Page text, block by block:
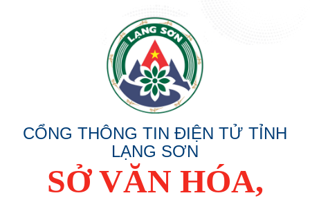
CỔNG THÔNG TIN ĐIỆN TỬ TỈNH
LẠNG SƠN
SỞ VĂN HÓA,